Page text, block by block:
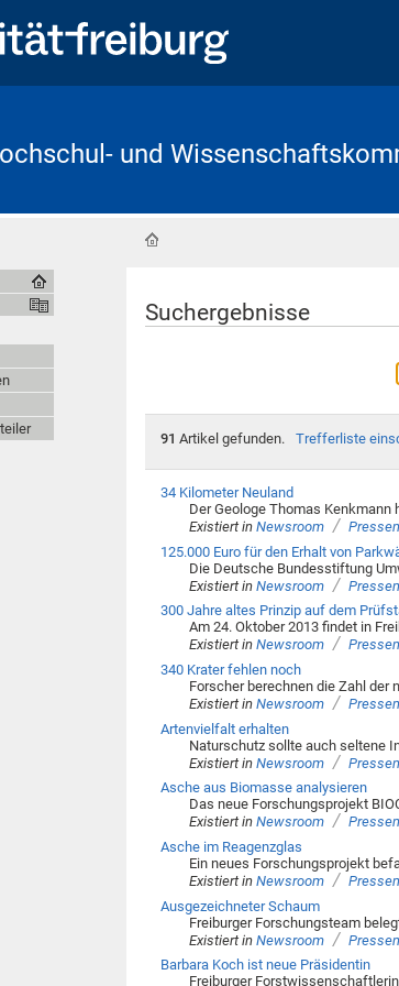
und
Suchergebnisse
91 Artikel gefunden. Trefferliste
34 Kilometer Neuland
Der Geologe Thomas
Existiert in Newsroom /
125.000 Euro für den Erhalt von
Die Deutsche Bundesstiftung
Existiert in Newsroom /
300 Jahre altes Prinzip auf dem
Am 24. Oktober 2013 findet in
Existiert in Newsroom /
340 Krater fehlen noch
Forscher berechnen die Zahl der
Existiert in Newsroom /
Artenvielfalt erhalten
Naturschutz sollte auch seltene
Existiert in Newsroom /
Asche aus Biomasse analysieren
Das neue Forschungsprojekt
Existiert in Newsroom /
Asche im Reagenzglas
Ein neues Forschungsprojekt
Existiert in Newsroom /
Ausgezeichneter Schaum
Freiburger Forschungsteam
Existiert in Newsroom /
Barbara Koch ist neue Präsidentin
Freiburger